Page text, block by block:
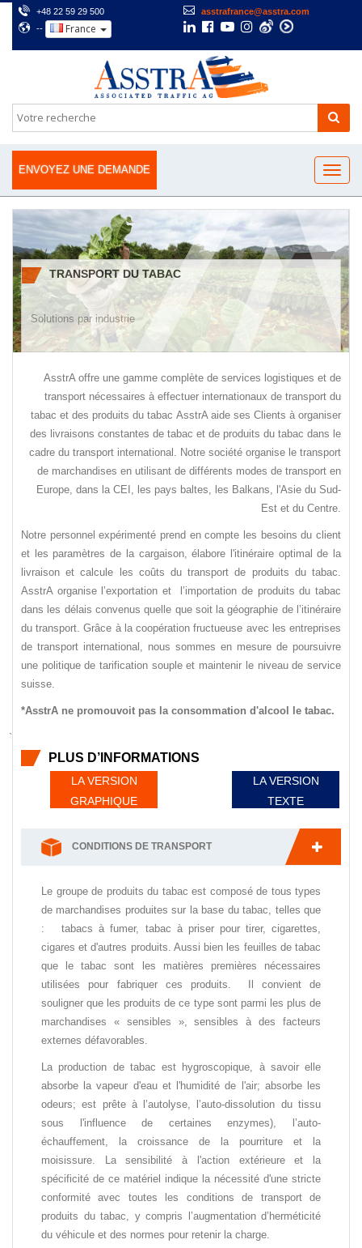
+48 22 59 29 500
asstrafrance@asstra.com
--
France
ENVOYEZ UNE DEMANDE
TRANSPORT DU TABAC
Solutions par industrie
AsstrA offre une gamme complète de services logistiques et de
transport nécessaires à effectuer internationaux de transport du
tabac et des produits du tabac AsstrA aide ses Clients à organiser
des livraisons constantes de tabac et de produits du tabac dans le
cadre du transport international. Notre société organise le transport
de marchandises en utilisant de différents modes de transport en
Europe, dans la CEI, les pays baltes, les Balkans, l'Asie du Sud-
Est et du Centre.
Notre personnel expérimenté prend en compte les besoins du client
et les paramètres de la cargaison, élabore l'itinéraire optimal de la
livraison et calcule les coûts du transport de produits du tabac.
AsstrA organise l’exportation et l’importation de produits du tabac
dans les délais convenus quelle que soit la géographie de l’itinéraire
du transport. Grâce à la coopération fructueuse avec les entreprises
de transport international, nous sommes en mesure de poursuivre
une politique de tarification souple et maintenir le niveau de service
suisse.
*AsstrA ne promouvoit pas la consommation d'alcool le tabac.
`
PLUS D’INFORMATIONS
LA VERSION
GRAPHIQUE
LA VERSION
TEXTE
CONDITIONS DE TRANSPORT
Le groupe de produits du tabac est composé de tous types
de marchandises produites sur la base du tabac, telles que
: tabacs à fumer, tabac à priser pour tirer, cigarettes,
cigares et d'autres produits. Aussi bien les feuilles de tabac
que le tabac sont les matières premières nécessaires
utilisées pour fabriquer ces produits. Il convient de
souligner que les produits de ce type sont parmi les plus de
marchandises « sensibles », sensibles à des facteurs
externes défavorables.
La production de tabac est hygroscopique, à savoir elle
absorbe la vapeur d'eau et l'humidité de l'air; absorbe les
odeurs; est prête à l’autolyse, l’auto-dissolution du tissu
sous l'influence de certaines enzymes), l’auto-
échauffement, la croissance de la pourriture et la
moisissure. La sensibilité à l'action extérieure et la
spécificité de ce matériel indique la nécessité d'une stricte
conformité avec toutes les conditions de transport de
produits du tabac, y compris l’augmentation d’herméticité
du véhicule et des normes pour retenir la charge.